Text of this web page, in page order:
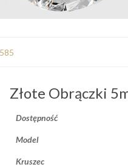
Złote Obrączki
Dostępność
Model
Kruszec